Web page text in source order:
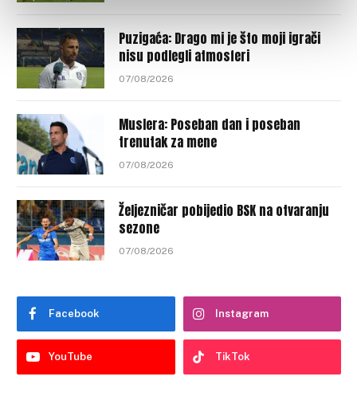
Puzigaća: Drago mi je što moji igrači
nisu podlegli atmosferi
07/08/2026
Muslera: Poseban dan i poseban
trenutak za mene
07/08/2026
Željezničar pobijedio BSK na otvaranju
sezone
07/08/2026
Facebook Instagram
YouTube TikTok